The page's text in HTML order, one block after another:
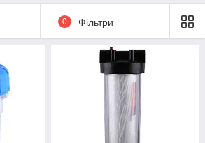
0 Фільтри